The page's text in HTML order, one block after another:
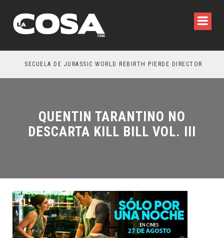
SECUELA DE JURASSIC WORLD REBIRTH PIERDE DIRECTOR
QUENTIN TARANTINO NO
DESCARTA KILL BILL VOL. III